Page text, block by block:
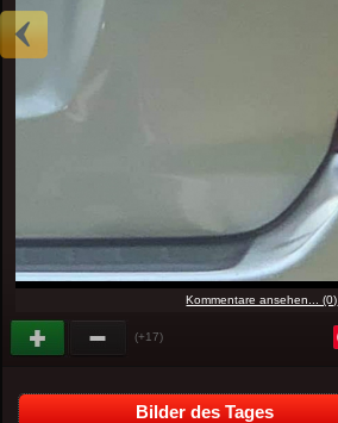
Kommentare ansehen... (0)
(+17)
Bilder des Tages